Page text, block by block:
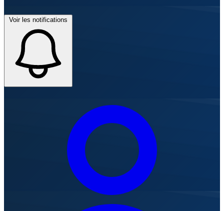
Voir les notifications